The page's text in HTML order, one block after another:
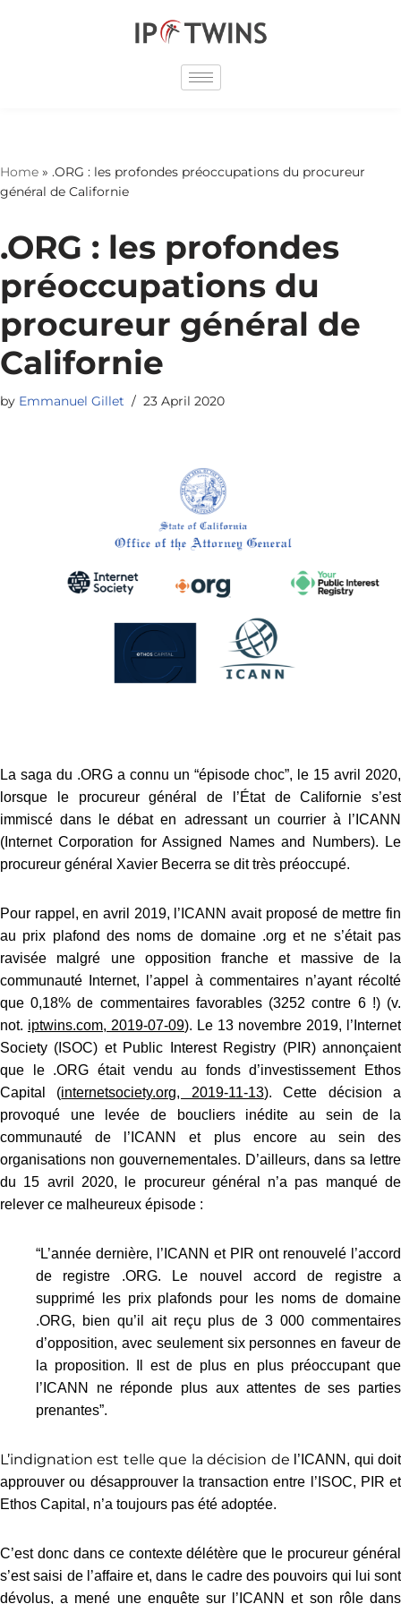
Home » .ORG : les profondes préoccupations du procureur
général de Californie
.ORG : les profondes
préoccupations du
procureur général de
Californie
by Emmanuel Gillet 23 April 2020
La saga du .ORG a connu un “épisode choc”, le 15 avril 2020,
lorsque le procureur général de l’État de Californie s’est
immiscé dans le débat en adressant un courrier à l’ICANN
(Internet Corporation for Assigned Names and Numbers). Le
procureur général Xavier Becerra se dit très préoccupé.
Pour rappel, en avril 2019, l’ICANN avait proposé de mettre fin
au prix plafond des noms de domaine .org et ne s’était pas
ravisée malgré une opposition franche et massive de la
communauté Internet, l’appel à commentaires n’ayant récolté
que 0,18% de commentaires favorables (3252 contre 6 !) (v.
not. iptwins.com, 2019-07-09). Le 13 novembre 2019, l’Internet
Society (ISOC) et Public Interest Registry (PIR) annonçaient
que le .ORG était vendu au fonds d’investissement Ethos
Capital (internetsociety.org, 2019-11-13). Cette décision a
provoqué une levée de boucliers inédite au sein de la
communauté de l’ICANN et plus encore au sein des
organisations non gouvernementales. D’ailleurs, dans sa lettre
du 15 avril 2020, le procureur général n’a pas manqué de
relever ce malheureux épisode :
“L’année dernière, l’ICANN et PIR ont renouvelé l’accord
de registre .ORG. Le nouvel accord de registre a
supprimé les prix plafonds pour les noms de domaine
.ORG, bien qu’il ait reçu plus de 3 000 commentaires
d’opposition, avec seulement six personnes en faveur de
la proposition. Il est de plus en plus préoccupant que
l’ICANN ne réponde plus aux attentes de ses parties
prenantes”.
L’indignation est telle que la décision de l’ICANN, qui doit
approuver ou désapprouver la transaction entre l’ISOC, PIR et
Ethos Capital, n’a toujours pas été adoptée.
C’est donc dans ce contexte délétère que le procureur général
s’est saisi de l’affaire et, dans le cadre des pouvoirs qui lui sont
dévolus, a mené une enquête sur l’ICANN et son rôle dans